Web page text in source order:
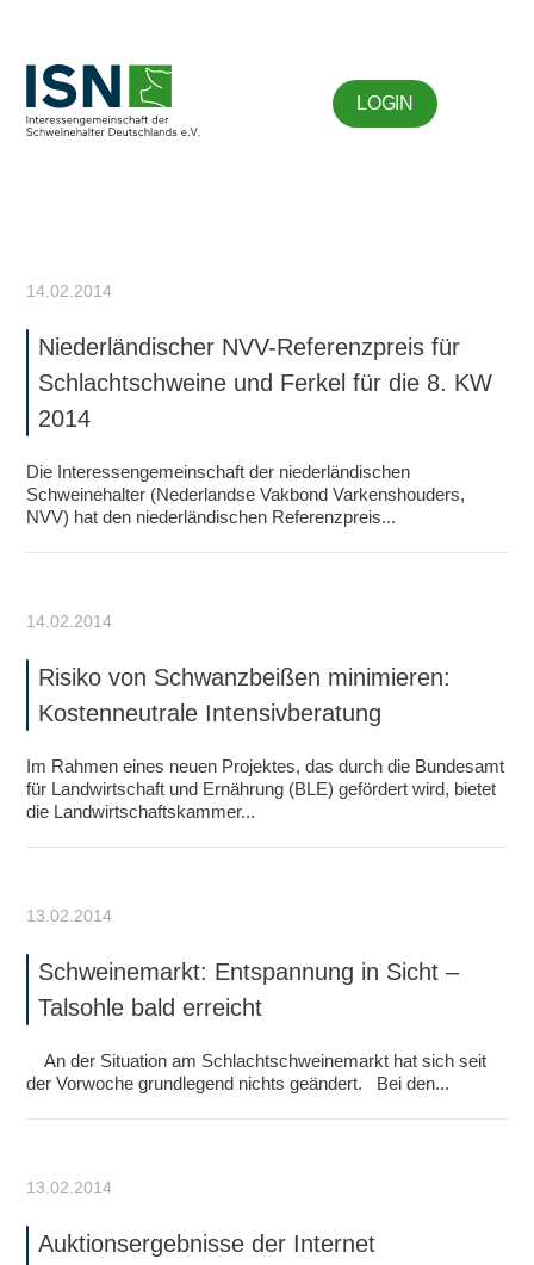
LOGIN
14.02.2014
Niederländischer NVV-Referenzpreis für
Schlachtschweine und Ferkel für die 8. KW
2014
Die Interessengemeinschaft der niederländischen
Schweinehalter (Nederlandse Vakbond Varkenshouders,
NVV) hat den niederländischen Referenzpreis...
14.02.2014
Risiko von Schwanzbeißen minimieren:
Kostenneutrale Intensivberatung
Im Rahmen eines neuen Projektes, das durch die Bundesamt
für Landwirtschaft und Ernährung (BLE) gefördert wird, bietet
die Landwirtschaftskammer...
13.02.2014
Schweinemarkt: Entspannung in Sicht –
Talsohle bald erreicht
An der Situation am Schlachtschweinemarkt hat sich seit
der Vorwoche grundlegend nichts geändert. Bei den...
13.02.2014
Auktionsergebnisse der Internet